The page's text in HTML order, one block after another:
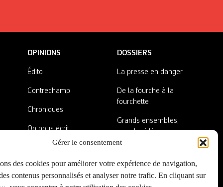
Gérer le consentement
des cookies pour améliorer votre expérience de navigation,
contenus personnalisés et analyser notre trafic. En cliquant sur
OPINIONS
Édito
Contrechamp
Chroniques
On nous écrit
A côté de la plaque
DOSSIERS
La presse en danger
De la fourche à la
fourchette
Grands ensembles,
grandes idées